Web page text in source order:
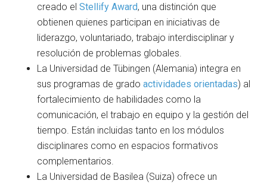
creado elStellify Award, una distinción que
obtienen quienes participan en iniciativas de
liderazgo, voluntariado, trabajo interdisciplinar y
resolución de problemas globales.
La Universidad de Tübingen (Alemania) integra en
sus programas de gradoactividades orientadas) al
fortalecimiento de habilidades como la
comunicación, el trabajo en equipo y la gestión del
tiempo. Están incluidas tanto en los módulos
disciplinares como en espacios formativos
complementarios.
La Universidad de Basilea (Suiza) ofrece un